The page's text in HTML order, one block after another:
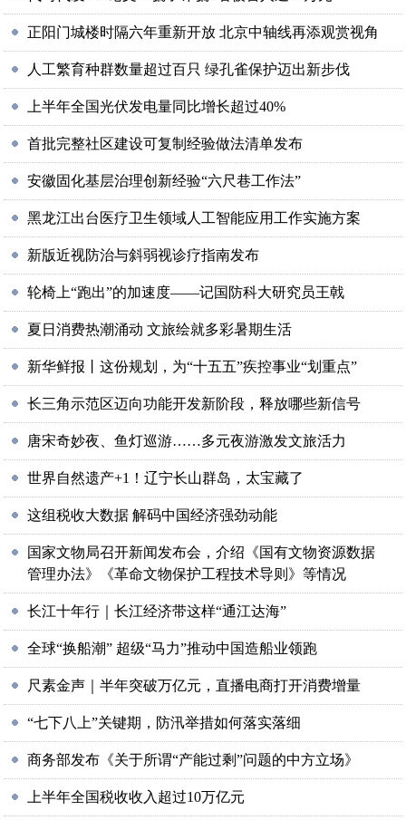
正阳门城楼时隔六年重新开放 北京中轴线再添观赏视角
人工繁育种群数量超过百只 绿孔雀保护迈出新步伐
上半年全国光伏发电量同比增长超过40%
首批完整社区建设可复制经验做法清单发布
安徽固化基层治理创新经验“六尺巷工作法”
黑龙江出台医疗卫生领域人工智能应用工作实施方案
新版近视防治与斜弱视诊疗指南发布
轮椅上“跑出”的加速度——记国防科大研究员王戟
夏日消费热潮涌动 文旅绘就多彩暑期生活
新华鲜报丨这份规划，为“十五五”疾控事业“划重点”
长三角示范区迈向功能开发新阶段，释放哪些新信号
唐宋奇妙夜、鱼灯巡游……多元夜游激发文旅活力
世界自然遗产+1！辽宁长山群岛，太宝藏了
这组税收大数据 解码中国经济强劲动能
国家文物局召开新闻发布会，介绍《国有文物资源数据
管理办法》《革命文物保护工程技术导则》等情况
长江十年行｜长江经济带这样“通江达海”
全球“换船潮” 超级“马力”推动中国造船业领跑
尺素金声｜半年突破万亿元，直播电商打开消费增量
“七下八上”关键期，防汛举措如何落实落细
商务部发布《关于所谓“产能过剩”问题的中方立场》
上半年全国税收收入超过10万亿元